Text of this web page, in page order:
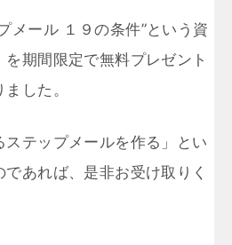
メール １９の条件”という資
期間限定で無料プレゼント
した。
ステップメールを作る」とい
あれば、是非お受け取りく